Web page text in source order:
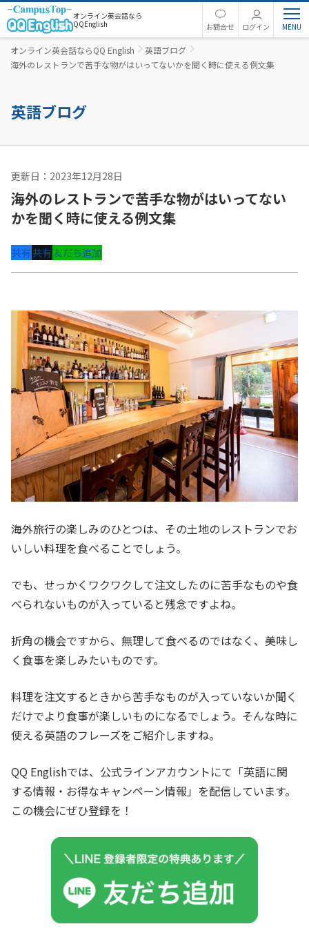
オンライン英会話なら
QQEnglish
お問合せ ログイン
オンライン英会話ならQQ English
英語ブログ
海外のレストランで苦手な物がはいってないかを聞く時に使える例文集
英語ブログ
更新日：2023年12月28日
海外のレストランで苦手な物がはいってない
かを聞く時に使える例文集
共有共有友だち追加
海外旅行の楽しみのひとつは、その土地のレストランでお
いしい料理を食べることでしょう。
でも、せっかくワクワクして注文したのに苦手なものや食
べられないものが入っていると残念ですよね。
折角の機会ですから、無理して食べるのではなく、美味し
く食事を楽しみたいものです。
料理を注文するときから苦手なものが入っていないか聞く
だけでより食事が楽しいものになるでしょう。そんな時に
使える英語のフレーズをご紹介しますね。
QQ Englishでは、公式ラインアカウントにて「英語に関
する情報・お得なキャンペーン情報」を配信しています。
この機会にぜひ登録を！